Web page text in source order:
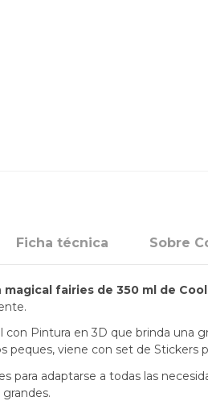
Ficha técnica Sobre
magical fairies de 350 ml de
con Pintura en 3D que brinda una
peques, viene con set de Stickers
para adaptarse a todas las